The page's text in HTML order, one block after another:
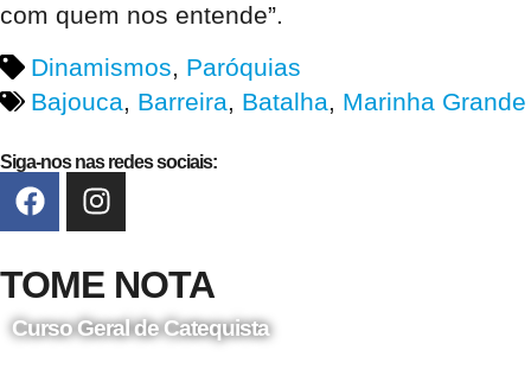
com quem nos entende”.
Dinamismos, Paróquias
Bajouca, Barreira, Batalha, Marinha Grande
Siga-nos nas redes sociais:
TOME NOTA
Curso Geral de Catequista